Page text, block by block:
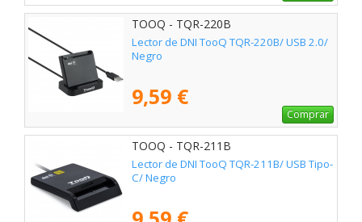
TOOQ - TQR-220B
Lector de DNI TooQ TQR-220B/ USB 2.0/
Negro
9,59 €
Comprar
TOOQ - TQR-211B
Lector de DNI TooQ TQR-211B/ USB Tipo-
C/ Negro